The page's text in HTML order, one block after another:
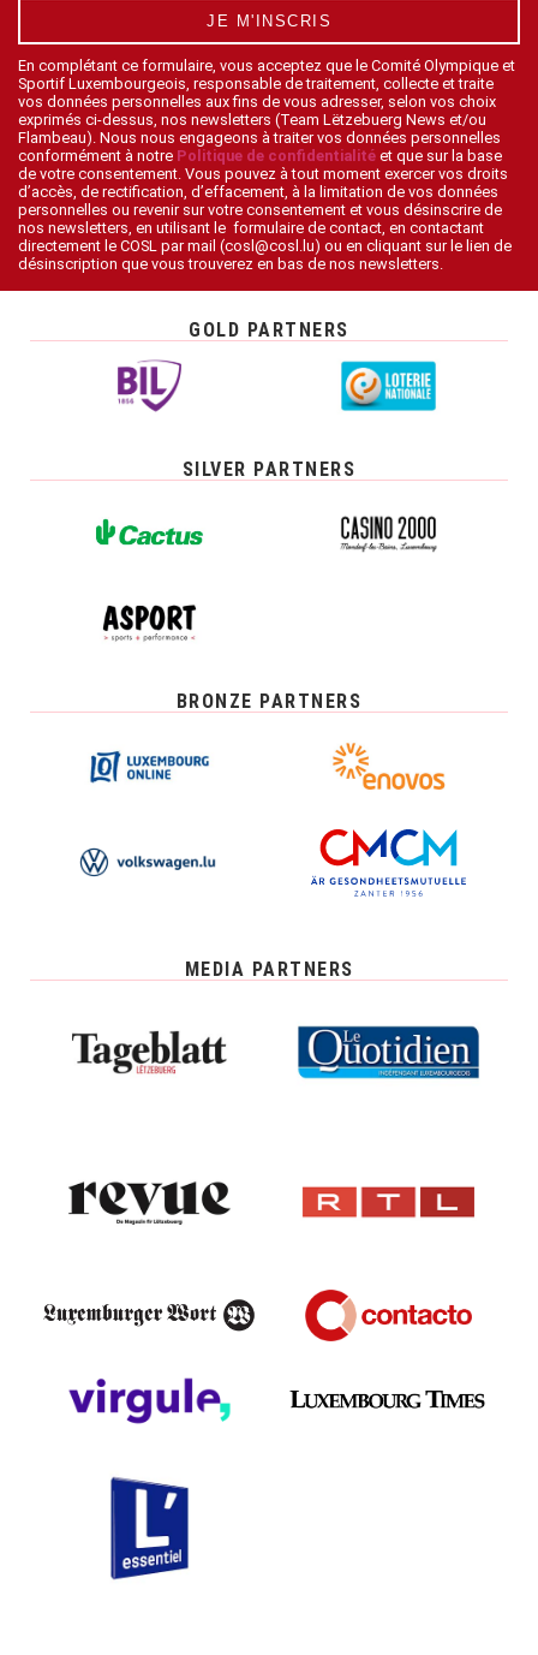
JE M'INSCRIS
En complétant ce formulaire, vous acceptez que le Comité Olympique et
Sportif Luxembourgeois, responsable de traitement, collecte et traite
vos données personnelles aux fins de vous adresser, selon vos choix
exprimés ci-dessus, nos newsletters (Team Lëtzebuerg News et/ou
Flambeau). Nous nous engageons à traiter vos données personnelles
conformément à notre Politique de confidentialité et que sur la base
de votre consentement. Vous pouvez à tout moment exercer vos droits
d’accès, de rectification, d’effacement, à la limitation de vos données
personnelles ou revenir sur votre consentement et vous désinscrire de
nos newsletters, en utilisant le formulaire de contact, en contactant
directement le COSL par mail (cosl@cosl.lu) ou en cliquant sur le lien de
désinscription que vous trouverez en bas de nos newsletters.
GOLD PARTNERS
SILVER PARTNERS
BRONZE PARTNERS
MEDIA PARTNERS